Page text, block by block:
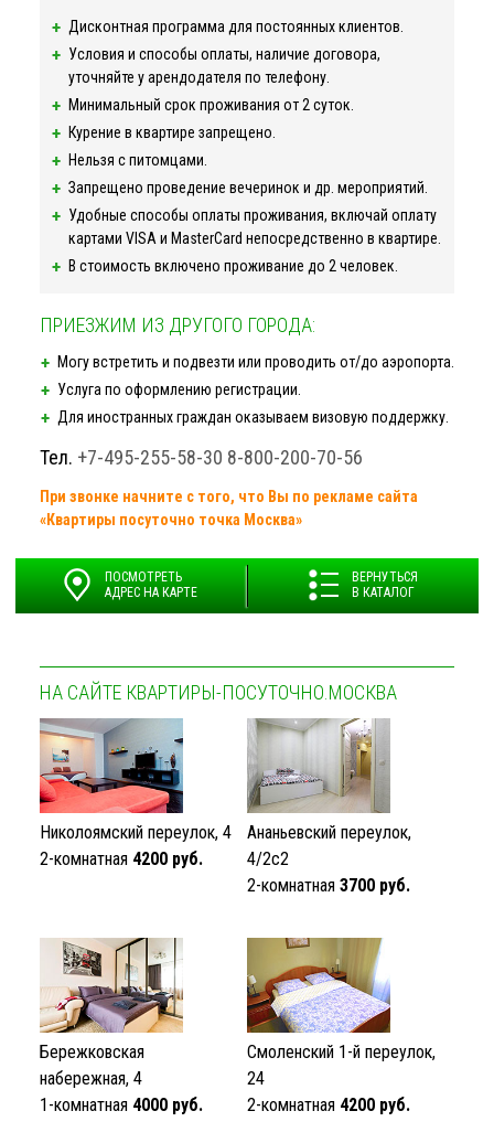
Дисконтная программа для постоянных клиентов.
Условия и способы оплаты, наличие договора,
уточняйте у арендодателя по телефону.
Минимальный срок проживания от 2 суток.
Курение в квартире запрещено.
Нельзя с питомцами.
Запрещено проведение вечеринок и др. мероприятий.
Удобные способы оплаты проживания, включай оплату
картами VISA и MasterCard непосредственно в квартире.
В стоимость включено проживание до 2 человек.
ПРИЕЗЖИМ ИЗ ДРУГОГО ГОРОДА:
Могу встретить и подвезти или проводить от/до аэропорта.
Услуга по оформлению регистрации.
Для иностранных граждан оказываем визовую поддержку.
Тел. +7-495-255-58-30 8-800-200-70-56
При звонке начните с того, что Вы по рекламе сайта
«Квартиры посуточно точка Москва»
ПОСМОТРЕТЬ
АДРЕС НА КАРТЕ
ВЕРНУТЬСЯ
В КАТАЛОГ
НА САЙТЕ КВАРТИРЫ-ПОСУТОЧНО.МОСКВА
Николоямский переулок, 4
2-комнатная 4200 руб.
Ананьевский переулок,
4/2с2
2-комнатная 3700 руб.
Бережковская
набережная, 4
1-комнатная 4000 руб.
Смоленский 1-й переулок,
24
2-комнатная 4200 руб.